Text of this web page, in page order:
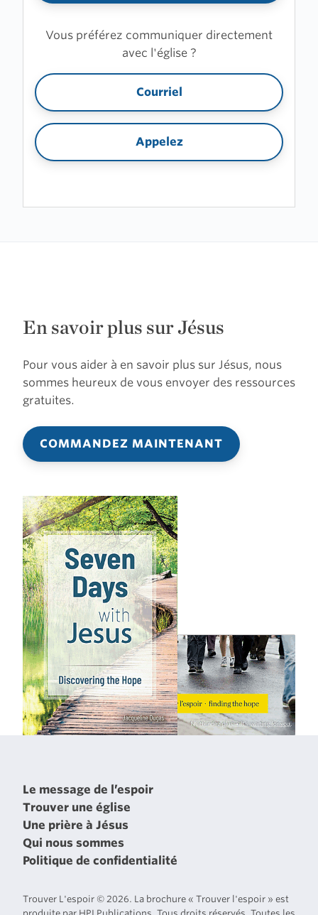
Vous préférez communiquer directement
avec l'église ?
Courriel
Appelez
En savoir plus sur Jésus
Pour vous aider à en savoir plus sur Jésus, nous
sommes heureux de vous envoyer des ressources
gratuites.
COMMANDEZ MAINTENANT
Le message de l’espoir
Trouver une église
Une prière à Jésus
Qui nous sommes
Politique de confidentialité
Trouver L'espoir © 2026. La brochure « Trouver l'espoir » est